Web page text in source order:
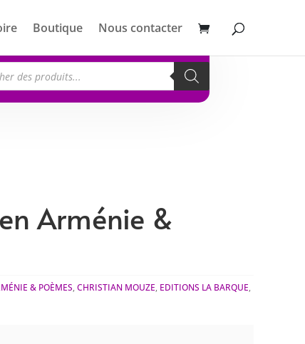
Boutique Nous contacter
Arménie &
& POÈMES,CHRISTIAN MOUZE, EDITIONS LA BARQUE,